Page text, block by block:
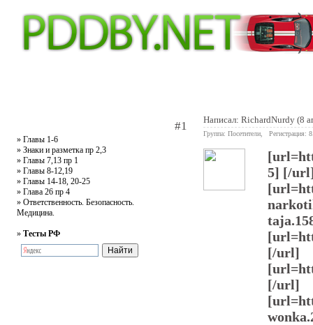
» Главы 1-6
» Знаки и разметка пр 2,3
» Главы 7,13 пр 1
» Главы 8-12,19
» Главы 14-18, 20-25
» Глава 26 пр 4
» Ответственность. Безопасность.
Медицина.
» Тесты РФ
#1 Написал: RichardNurdy (8
Группа: Посетители, Регистрация:
5] [/
[/url]
[/url]